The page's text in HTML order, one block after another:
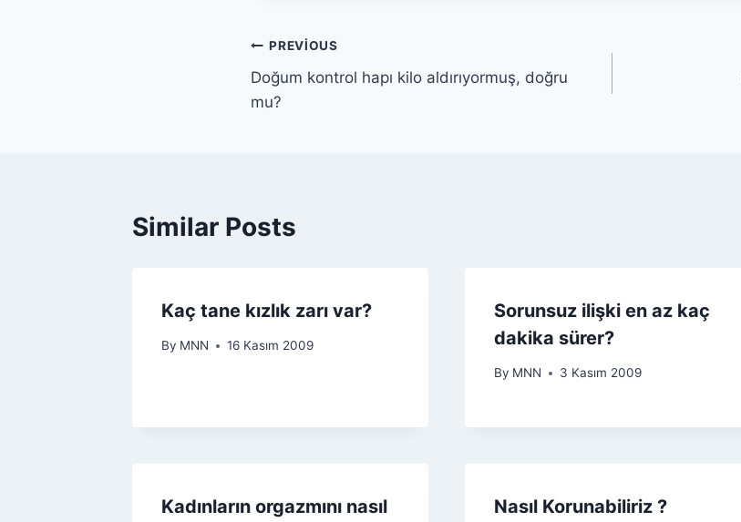
PREVIOUS
Doğum kontrol hapı kilo aldırıyormuş, doğru
mu?
Similar Posts
Kaç tane kızlık zarı var?
By MNN 16 Kasım 2009
Sorunsuz ilişki en az kaç
dakika sürer?
By MNN 3 Kasım 2009
Kadınların orgazmını nasıl
Nasıl Korunabiliriz ?